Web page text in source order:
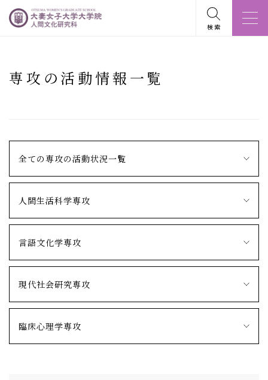
検索
専攻の活動情報一覧
全ての専攻の活動状況一覧
人間生活科学専攻
言語文化学専攻
現代社会研究専攻
臨床心理学専攻